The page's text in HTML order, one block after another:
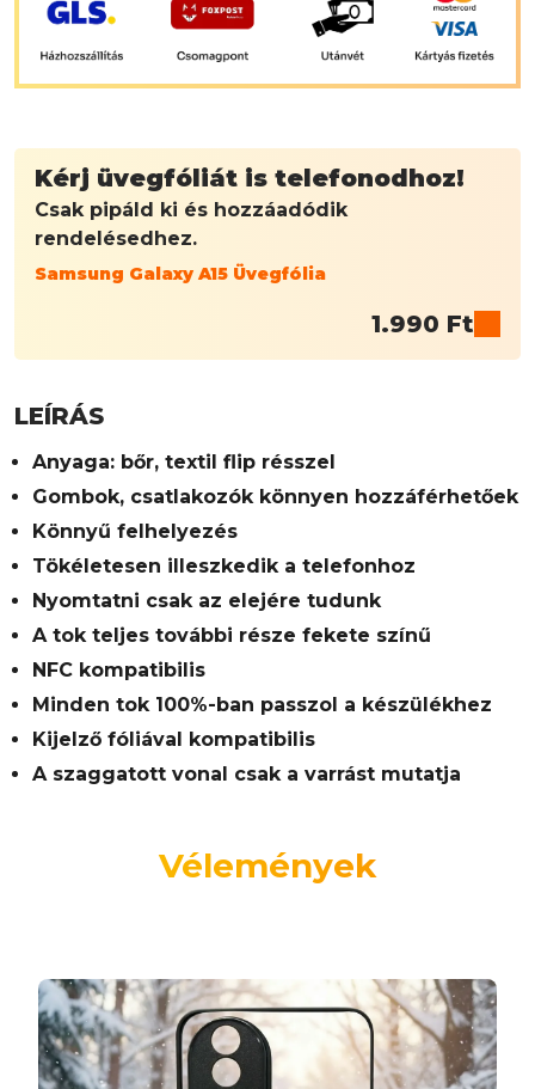
Kérj üvegfóliát is telefonodhoz!
Csak pipáld ki és hozzáadódik
rendelésedhez.
Samsung Galaxy A15 Üvegfólia
1.990 Ft
LEÍRÁS
Anyaga: bőr, textil flip résszel
Gombok, csatlakozók könnyen hozzáférhetőek
Könnyű felhelyezés
Tökéletesen illeszkedik a telefonhoz
Nyomtatni csak az elejére tudunk
A tok teljes további része fekete színű
NFC kompatibilis
Minden tok 100%-ban passzol a készülékhez
Kijelző fóliával kompatibilis
A szaggatott vonal csak a varrást mutatja
Vélemények